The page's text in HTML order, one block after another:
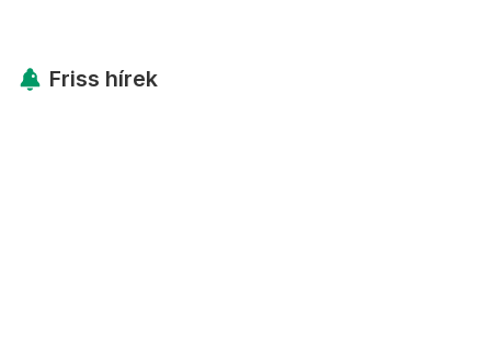
Friss hírek